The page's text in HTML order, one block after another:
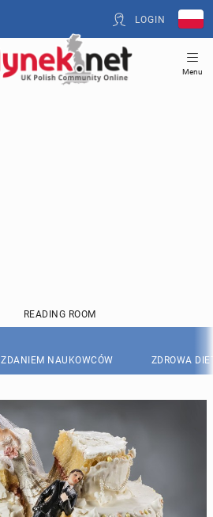
LOGIN
Menu
READING ROOM
ZDANIEM NAUKOWCÓW ZDROWA